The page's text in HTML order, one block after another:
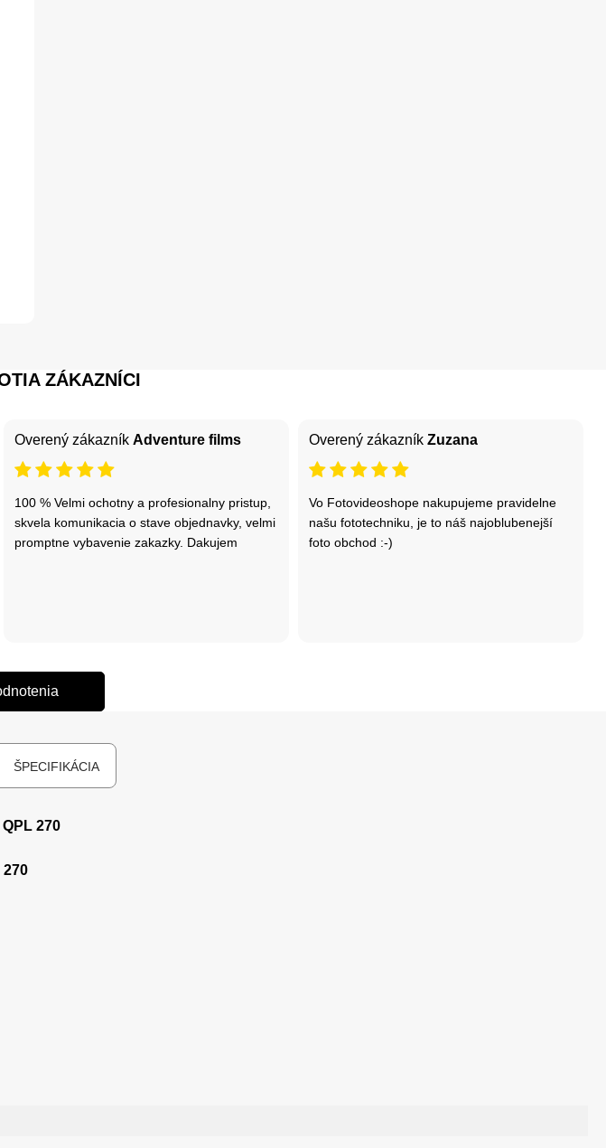
ZÁKAZNÍCI
Overený zákazník Adventure films
100 % Velmi ochotny a profesionalny pristup,
skvela komunikacia o stave objednavky, velmi
promptne vybavenie zakazky. Dakujem
Overený zákazník Zuzana
Vo Fotovideoshope nakupujeme pravidelne
našu fototechniku, je to náš najoblubenejší
foto obchod :-)
ŠPECIFIKÁCIA
270
270